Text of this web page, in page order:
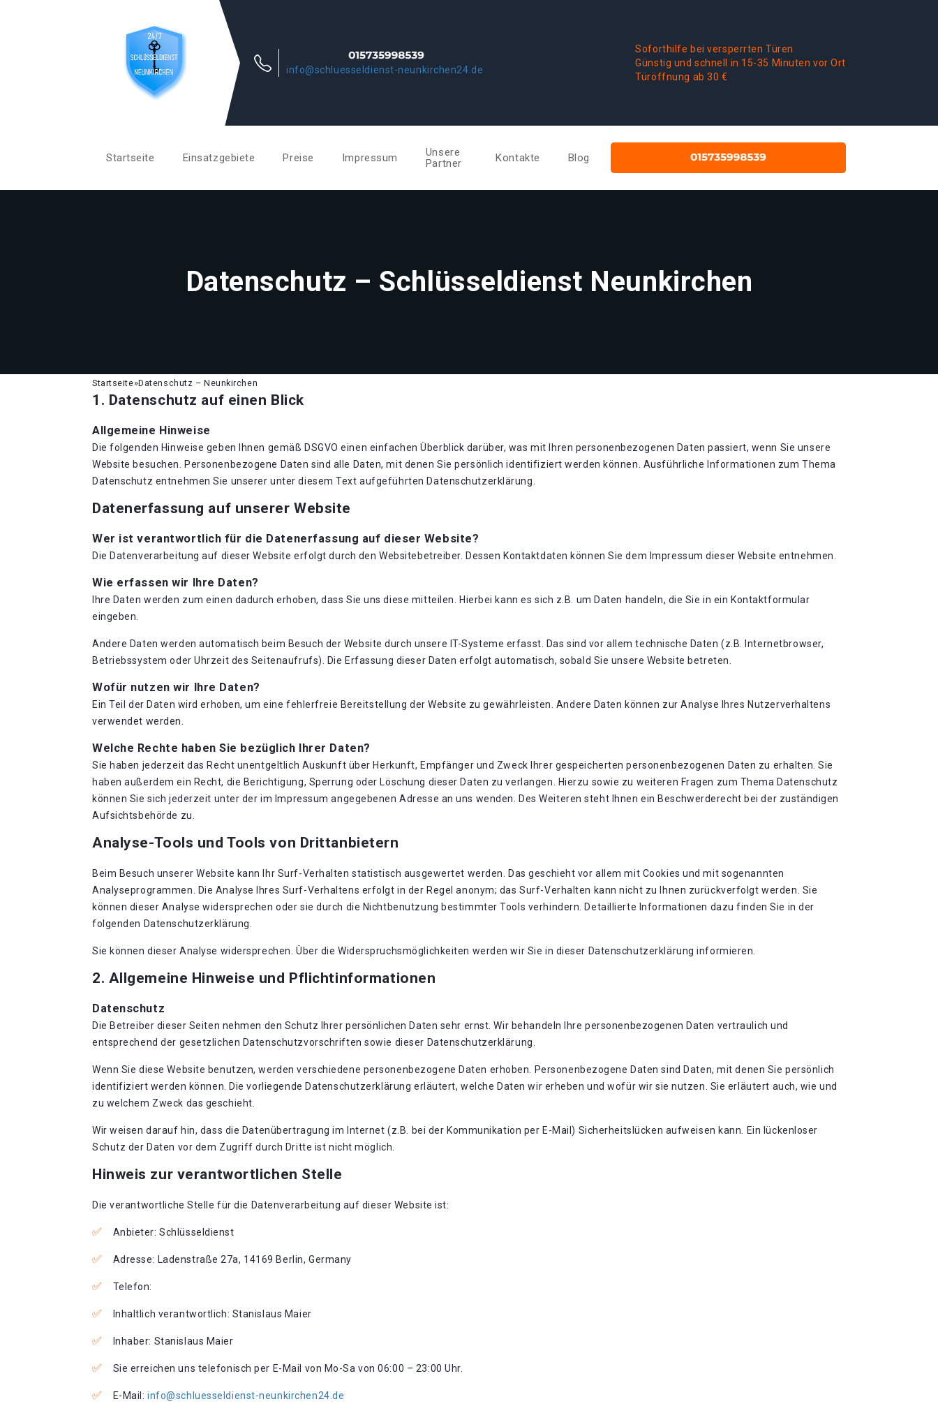
info@schluesseldienst-neunkirchen24.de
Soforthilfe bei versperrten Türen
Günstig und schnell in 15-35 Minuten vor Ort
Türöffnung ab 30 €
Startseite Einsatzgebiete Preise Impressum
Unsere
Partner
Kontakte Blog
Datenschutz – Schlüsseldienst Neunkirchen
Startseite»Datenschutz – Neunkirchen
1. Datenschutz auf einen Blick
Allgemeine Hinweise
Die folgenden Hinweise geben Ihnen gemäß DSGVO einen einfachen Überblick darüber, was mit Ihren personenbezogenen Daten passiert, wenn Sie unsere
Website besuchen. Personenbezogene Daten sind alle Daten, mit denen Sie persönlich identifiziert werden können. Ausführliche Informationen zum Thema
Datenschutz entnehmen Sie unserer unter diesem Text aufgeführten Datenschutzerklärung.
Datenerfassung auf unserer Website
Wer ist verantwortlich für die Datenerfassung auf dieser Website?
Die Datenverarbeitung auf dieser Website erfolgt durch den Websitebetreiber. Dessen Kontaktdaten können Sie dem Impressum dieser Website entnehmen.
Wie erfassen wir Ihre Daten?
Ihre Daten werden zum einen dadurch erhoben, dass Sie uns diese mitteilen. Hierbei kann es sich z.B. um Daten handeln, die Sie in ein Kontaktformular
eingeben.
Andere Daten werden automatisch beim Besuch der Website durch unsere IT-Systeme erfasst. Das sind vor allem technische Daten (z.B. Internetbrowser,
Betriebssystem oder Uhrzeit des Seitenaufrufs). Die Erfassung dieser Daten erfolgt automatisch, sobald Sie unsere Website betreten.
Wofür nutzen wir Ihre Daten?
Ein Teil der Daten wird erhoben, um eine fehlerfreie Bereitstellung der Website zu gewährleisten. Andere Daten können zur Analyse Ihres Nutzerverhaltens
verwendet werden.
Welche Rechte haben Sie bezüglich Ihrer Daten?
Sie haben jederzeit das Recht unentgeltlich Auskunft über Herkunft, Empfänger und Zweck Ihrer gespeicherten personenbezogenen Daten zu erhalten. Sie
haben außerdem ein Recht, die Berichtigung, Sperrung oder Löschung dieser Daten zu verlangen. Hierzu sowie zu weiteren Fragen zum Thema Datenschutz
können Sie sich jederzeit unter der im Impressum angegebenen Adresse an uns wenden. Des Weiteren steht Ihnen ein Beschwerderecht bei der zuständigen
Aufsichtsbehörde zu.
Analyse-Tools und Tools von Drittanbietern
Beim Besuch unserer Website kann Ihr Surf-Verhalten statistisch ausgewertet werden. Das geschieht vor allem mit Cookies und mit sogenannten
Analyseprogrammen. Die Analyse Ihres Surf-Verhaltens erfolgt in der Regel anonym; das Surf-Verhalten kann nicht zu Ihnen zurückverfolgt werden. Sie
können dieser Analyse widersprechen oder sie durch die Nichtbenutzung bestimmter Tools verhindern. Detaillierte Informationen dazu finden Sie in der
folgenden Datenschutzerklärung.
Sie können dieser Analyse widersprechen. Über die Widerspruchsmöglichkeiten werden wir Sie in dieser Datenschutzerklärung informieren.
2. Allgemeine Hinweise und Pflichtinformationen
Datenschutz
Die Betreiber dieser Seiten nehmen den Schutz Ihrer persönlichen Daten sehr ernst. Wir behandeln Ihre personenbezogenen Daten vertraulich und
entsprechend der gesetzlichen Datenschutzvorschriften sowie dieser Datenschutzerklärung.
Wenn Sie diese Website benutzen, werden verschiedene personenbezogene Daten erhoben. Personenbezogene Daten sind Daten, mit denen Sie persönlich
identifiziert werden können. Die vorliegende Datenschutzerklärung erläutert, welche Daten wir erheben und wofür wir sie nutzen. Sie erläutert auch, wie und
zu welchem Zweck das geschieht.
Wir weisen darauf hin, dass die Datenübertragung im Internet (z.B. bei der Kommunikation per E-Mail) Sicherheitslücken aufweisen kann. Ein lückenloser
Schutz der Daten vor dem Zugriff durch Dritte ist nicht möglich.
Hinweis zur verantwortlichen Stelle
Die verantwortliche Stelle für die Datenverarbeitung auf dieser Website ist:
Anbieter: Schlüsseldienst
Adresse: Ladenstraße 27a, 14169 Berlin, Germany
Telefon:
Inhaltlich verantwortlich: Stanislaus Maier
Inhaber: Stanislaus Maier
Sie erreichen uns telefonisch per E-Mail von Mo-Sa von 06:00 – 23:00 Uhr.
E-Mail:info@schluesseldienst-neunkirchen24.de